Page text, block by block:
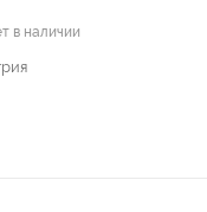
в наличии